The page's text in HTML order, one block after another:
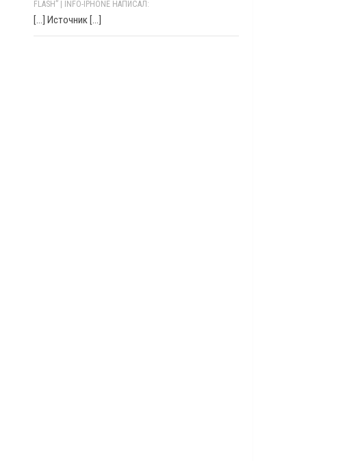
FLASH” | INFO-IPHONE НАПИСАЛ:
[…] Источник […]